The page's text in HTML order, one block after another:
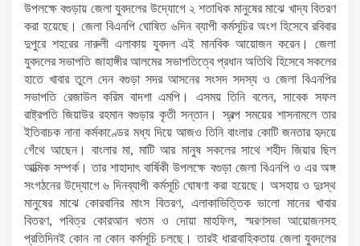
উপলক্ষে বগুড়ায় জেলা যুবদলের উদ্যোগে ২ শতাধিক মানুষের মাঝে খাদ্য বিতরণ
করা হয়েছে। জেলা বিএনপি ঘোষিত ৬দিন ব্যাপী কর্মসূচির অংশ হিসেবে রবিবার
দুপুরে শহরের নারুলী এলাকায় যুবদল এই মানবিক আয়োজন করেন। জেলা
যুবদলের সভাপতি জাহাঙ্গীর আলমের সভাপতিত্বে প্রধান অতিথি হিসেবে সকলের
হাতে খাবার তুলে দেন বগুড়া সদর আসনের সংসদ সদস্য ও জেলা বিএনপির
সভাপতি রেজাউল করিম বাদশা এমপি। এসময় তিনি বলেন, সাবেক সফল
রাষ্ট্রপতি জিয়াউর রহমান বগুড়ার কৃতী সন্তান। স্বল্প সময়ের শাসনামলে তার
ইতিবাচক নানা কর্মকাণ্ডের মধ্য দিয়ে আজও তিনি বাংলার কোটি জনতার হৃদয়ে
গেঁথে আছেন। বাংলার মা, মাটি আর মানুষ সকলের সাথে শহীদ জিয়ার ছিল
আত্মিক সম্পর্ক। তার শাহাদাৎ বার্ষিকী উপলক্ষে বগুড়া জেলা বিএনপি ও এর অঙ্গ
সংগঠনের উদ্যোগে ৬ দিনব্যাপী কর্মসূচি ঘোষণা করা হয়েছে। অসহায় ও দুঃস্থ
মানুষের মাঝে কোরবানির মাংস বিতরণ, এলাকাভিত্তিক ভালো মানের খাবার
বিতরণ, পবিত্র কোরআন খতম ও দোয়া মাহফিল, স্মরণসভা আয়োজনসহ
প্রতিদিনই কোন না কোন কর্মসূচি চলছে। তারই ধারাবাহিকতায় জেলা যুবদলের